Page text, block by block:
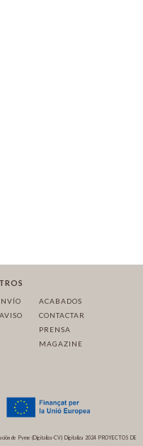
ACABADOS
CONTACTAR
PRENSA
MAGAZINE
de Pyme (Digitaliza-CV) Digitaliza 2024 PROYECTOS DE